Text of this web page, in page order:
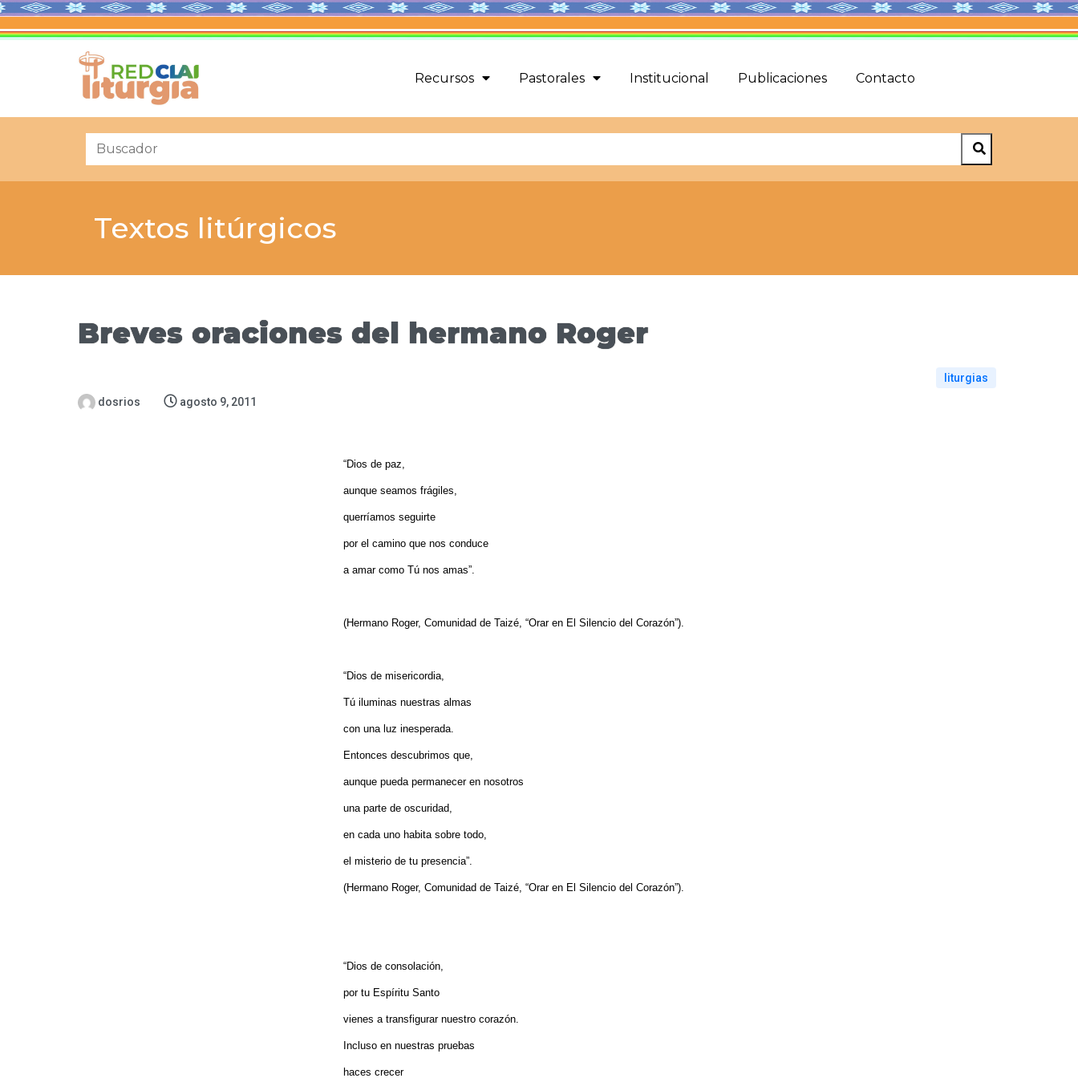
Recursos Pastorales Institucional Publicaciones Contacto
Textos litúrgicos
Breves oraciones del hermano Roger
dosrios agosto 9, 2011
liturgias
“Dios de paz,
aunque seamos frágiles,
querríamos seguirte
por el camino que nos conduce
a amar como Tú nos amas”.
(Hermano Roger, Comunidad de Taizé, “Orar en El Silencio del Corazón”).
“Dios de misericordia,
Tú iluminas nuestras almas
con una luz inesperada.
Entonces descubrimos que,
aunque pueda permanecer en nosotros
una parte de oscuridad,
en cada uno habita sobre todo,
el misterio de tu presencia”.
(Hermano Roger, Comunidad de Taizé, “Orar en El Silencio del Corazón”).
“Dios de consolación,
por tu Espíritu Santo
vienes a transfigurar nuestro corazón.
Incluso en nuestras pruebas
haces crecer